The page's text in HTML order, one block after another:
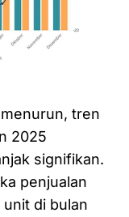
tren
2025
signifikan.
penjualan
di bulan